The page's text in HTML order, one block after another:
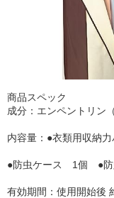
商品スペック
成分：エンペントリン
内容量：●衣類用収納
●防虫ケース 1個 ●防
有効期間：使用開始後